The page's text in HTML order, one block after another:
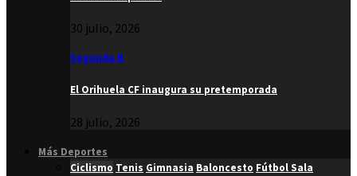
30 julio, 2026
Segunda B
El Orihuela CF inaugura su pretemporada
28 julio, 2026
Más Deportes
Ciclismo Tenis Gimnasia Baloncesto Fútbol Sala